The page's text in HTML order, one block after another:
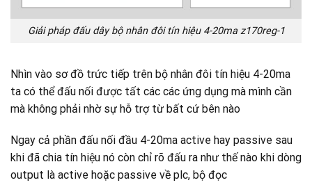
Giải pháp đấu dây bộ nhân đôi tín hiệu 4-20ma z170reg-1
Nhìn vào sơ đồ trức tiếp trên bộ nhân đôi tín hiệu 4-20ma
ta có thể đấu nối được tất các các ứng dụng mà mình cần
mà không phải nhờ sự hỗ trợ từ bất cứ bên nào
Ngay cả phần đấu nối đầu 4-20ma active hay passive sau
khi đã chia tín hiệu nó còn chỉ rõ đấu ra như thế nào khi dòng
output là active hoặc passive về plc, bộ đọc